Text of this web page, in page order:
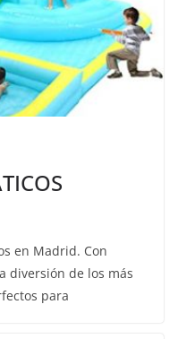
en Madrid. Con
diversión de los más
para